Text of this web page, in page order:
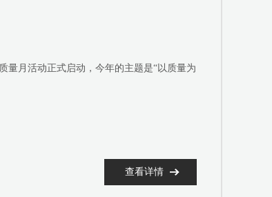
月活动正式启动，今年的主题是“以质量为
查看详情